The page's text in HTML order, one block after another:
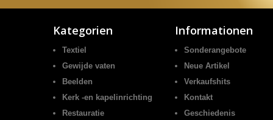
Kategorien
Textiel
Gewijde vaten
Beelden
Kerk -en kapelinrichting
Restauratie
Informationen
Sonderangebote
Neue Artikel
Verkaufshits
Kontakt
Geschiedenis